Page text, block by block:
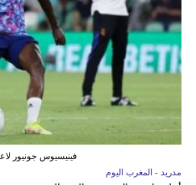
فينيسيوس جونيور
مدريد - المغرب اليوم